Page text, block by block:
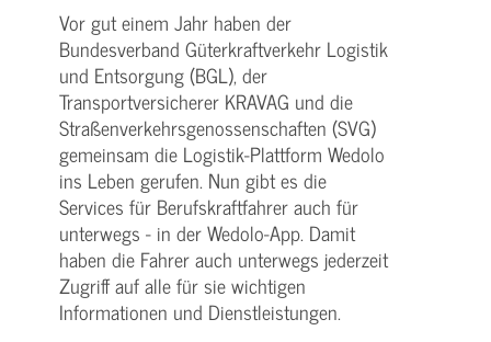
Vor gut einem Jahr haben der
Bundesverband Güterkraftverkehr Logistik
und Entsorgung (BGL), der
Transportversicherer KRAVAG und die
Straßenverkehrsgenossenschaften (SVG)
gemeinsam die Logistik-Plattform Wedolo
ins Leben gerufen. Nun gibt es die
Services für Berufskraftfahrer auch für
unterwegs - in der Wedolo-App. Damit
haben die Fahrer auch unterwegs jederzeit
Zugriff auf alle für sie wichtigen
Informationen und Dienstleistungen.